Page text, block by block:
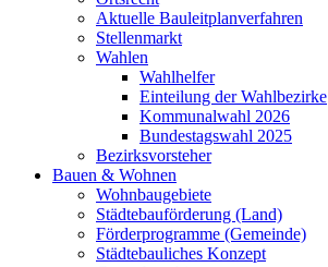
Aktuelle Bauleitplanverfahren
Stellenmarkt
Wahlen
Wahlhelfer
Einteilung der Wahlbezirke
Kommunalwahl 2026
Bundestagswahl 2025
Bezirksvorsteher
Bauen & Wohnen
Wohnbaugebiete
Städtebauförderung (Land)
Förderprogramme (Gemeinde)
Städtebauliches Konzept